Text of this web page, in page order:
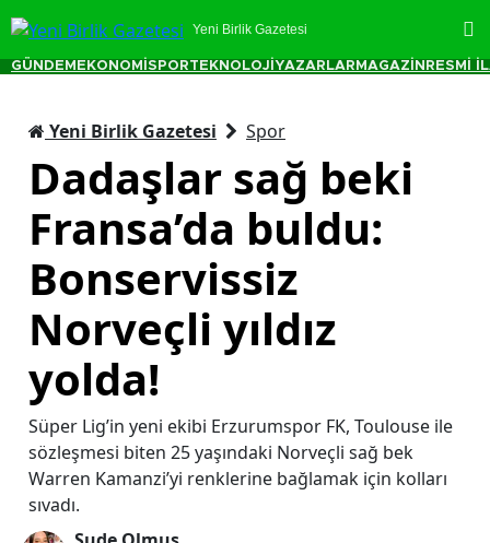
Yeni Birlik Gazetesi
GÜNDEM EKONOMİ SPORTEKNOLOJİ YAZARLAR MAGAZİN RESMİ
Yeni Birlik Gazetesi Spor
Dadaşlar sağ beki
Fransa’da buldu:
Bonservissiz
Norveçli yıldız
yolda!
Süper Lig’in yeni ekibi Erzurumspor FK, Toulouse ile
sözleşmesi biten 25 yaşındaki Norveçli sağ bek
Warren Kamanzi’yi renklerine bağlamak için kolları
sıvadı.